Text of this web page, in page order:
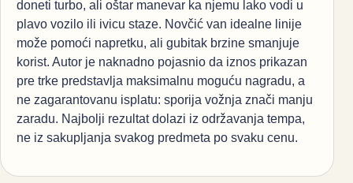
doneti turbo, ali oštar manevar ka njemu lako vodi u
plavo vozilo ili ivicu staze. Novčić van idealne linije
može pomoći napretku, ali gubitak brzine smanjuje
korist. Autor je naknadno pojasnio da iznos prikazan
pre trke predstavlja maksimalnu moguću nagradu, a
ne zagarantovanu isplatu: sporija vožnja znači manju
zaradu. Najbolji rezultat dolazi iz održavanja tempa,
ne iz sakupljanja svakog predmeta po svaku cenu.